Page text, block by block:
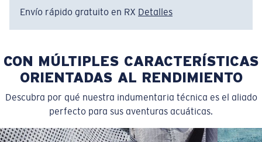
Envío rápido gratuito en RX Detalles
CON MÚLTIPLES CARACTERÍSTICAS
ORIENTADAS AL RENDIMIENTO
Descubra por qué nuestra indumentaria técnica es el aliado
perfecto para sus aventuras acuáticas.